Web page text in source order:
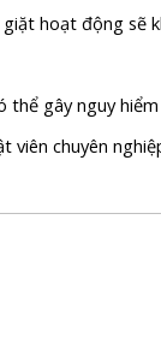
hoạt động
thể gây nguy
viên chuyên